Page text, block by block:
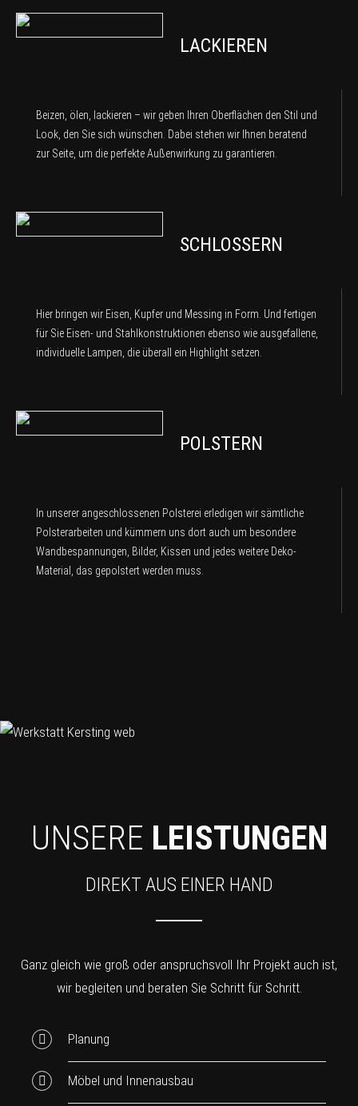
LACKIEREN
Beizen, ölen, lackieren – wir geben Ihren Oberflächen den Stil und
Look, den Sie sich wünschen. Dabei stehen wir Ihnen beratend
zur Seite, um die perfekte Außenwirkung zu garantieren.
SCHLOSSERN
Hier bringen wir Eisen, Kupfer und Messing in Form. Und fertigen
für Sie Eisen- und Stahlkonstruktionen ebenso wie ausgefallene,
individuelle Lampen, die überall ein Highlight setzen.
POLSTERN
In unserer angeschlossenen Polsterei erledigen wir sämtliche
Polsterarbeiten und kümmern uns dort auch um besondere
Wandbespannungen, Bilder, Kissen und jedes weitere Deko-
Material, das gepolstert werden muss.
UNSERE LEISTUNGEN
DIREKT AUS EINER HAND
Ganz gleich wie groß oder anspruchsvoll Ihr Projekt auch ist,
wir begleiten und beraten Sie Schritt für Schritt.
Planung
Möbel und Innenausbau